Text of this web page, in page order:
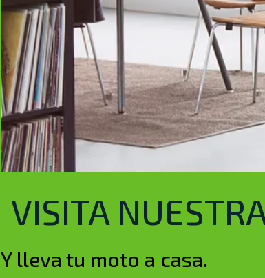
VISITA
Y lleva tu moto a casa.